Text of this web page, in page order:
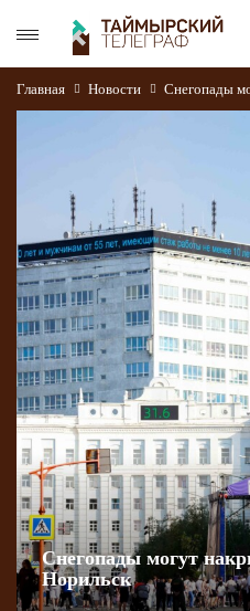
Главная Новости Снегопады
Снегопады могут
Норильск